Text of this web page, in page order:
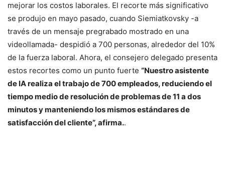
mejorar los costos laborales. El recorte más significativo
se produjo en mayo pasado, cuando Siemiatkovsky -a
través de un mensaje pregrabado mostrado en una
videollamada- despidió a 700 personas, alrededor del 10%
de la fuerza laboral. Ahora, el consejero delegado presenta
estos recortes como un punto fuerte “Nuestro asistente
de IA realiza el trabajo de 700 empleados, reduciendo el
tiempo medio de resolución de problemas de 11 a dos
minutos y manteniendo los mismos estándares de
satisfacción del cliente”, afirma..